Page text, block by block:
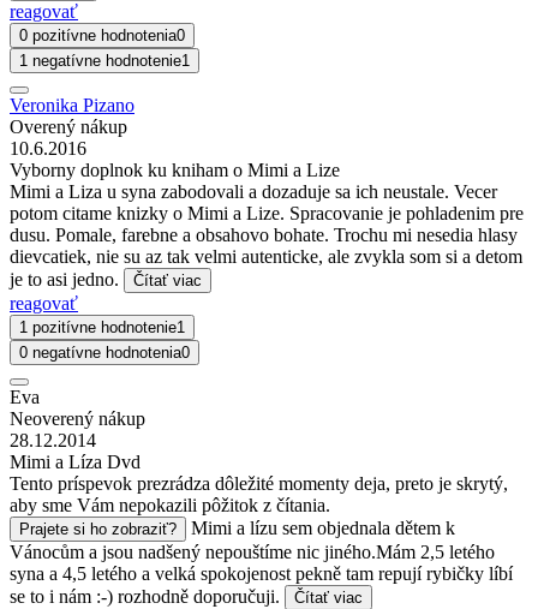
reagovať
0 pozitívne hodnotenia0
1 negatívne hodnotenie1
Veronika Pizano
Overený nákup
10.6.2016
Vyborny doplnok ku kniham o Mimi a Lize
Mimi a Liza u syna zabodovali a dozaduje sa ich neustale. Vecer
potom citame knizky o Mimi a Lize. Spracovanie je pohladenim pre
dusu. Pomale, farebne a obsahovo bohate. Trochu mi nesedia hlasy
dievcatiek, nie su az tak velmi autenticke, ale zvykla som si a detom
je to asi jedno.
Čítať viac
reagovať
1 pozitívne hodnotenie1
0 negatívne hodnotenia0
Eva
Neoverený nákup
28.12.2014
Mimi a Líza Dvd
Tento príspevok prezrádza dôležité momenty deja, preto je skrytý,
aby sme Vám nepokazili pôžitok z čítania.
Prajete si ho zobraziť?
Mimi a lízu sem objednala dětem k
Vánocům a jsou nadšený nepouštíme nic jiného.Mám 2,5 letého
syna a 4,5 letého a velká spokojenost pekně tam repují rybičky líbí
se to i nám :-) rozhodně doporučuji.
Čítať viac